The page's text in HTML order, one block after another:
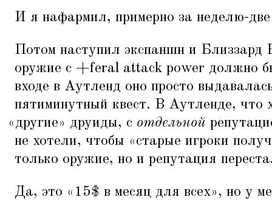
И я нафармил, примерно за неделю-
Потом наступил экспаншн и
оружие с +feral attack power должно
входе в Аутленд оно просто
пятиминутный квест. В Аутленде, что
«другие» друиды, с отдельной
не хотели, чтобы «старые игроки
только оружие, но и репутация
Да, это « 15$ в месяц для всех», но у